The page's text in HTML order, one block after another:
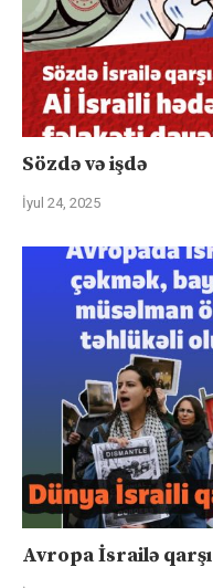
Sözdə və işdə
İyul 24, 2025
Avropa İsrailə qarşı